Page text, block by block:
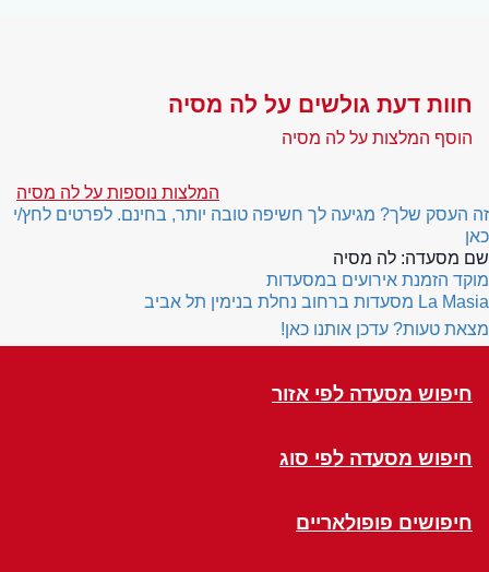
חוות דעת גולשים על לה מסיה
הוסף המלצות על לה מסיה
המלצות נוספות על לה מסיה
זה העסק שלך? מגיעה לך חשיפה טובה יותר, בחינם. לפרטים לחץ/י
כאן
שם מסעדה: לה מסיה
מוקד הזמנת אירועים במסעדות
La Masia מסעדות ברחוב נחלת בנימין תל אביב
מצאת טעות? עדכן אותנו כאן!
חיפוש מסעדה לפי אזור
חיפוש מסעדה לפי סוג
חיפושים פופולאריים